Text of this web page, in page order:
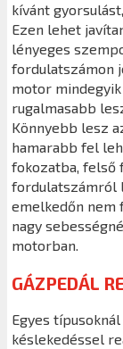
kívánt
Ezen lehet
lényeges
fordulatszámon
motor
rugalmasabb
Könnyebb lesz
hamarabb fel
fokozatba, felső
fordulatszámról
emelkedőn nem
nagy
motorban.
GÁZPEDÁL
Egyes
késlekedéssel